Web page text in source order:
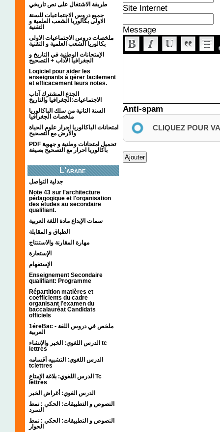
طريقة الاشتغال على نص تاريخي
جميع دروس الاجتماعيات للسنة
الاولى بكالوريا الشعب العلمية و
التقنية
ملخصات دروس الاجتماعيات الاولى
بكالوريا الشعب العلمية و التقنية
الإمتحانات الوطنية في التاريخ و
الجغرافيا الآداب + التصحيح
Logiciel pour aider les
enseignants à gérer facilement
et efficacement leurs notes.
الجذع المشترك آداب
الاجتماعيات:الجغرافيا والتاريخ
السنة الثانية من سلك الباكالوريا
ملخصات الجغرافيا
امتحانات الباكالوريا احرار علوم الحياة
والأرض مع التصحيح
PDF تحميل امتحانات وطنية و جهوية
باكالوريا احرار مع التصحيح بصيغة
L'arabe
جدلية التواصل
Note 43 sur l'architecture
pédagogique et l'organisation
des études au secondaire
qualifiant.
سمات الإبداع مادة اللغة العربية
الطباق و المقابلة
مهارة المقارنة والاستنتاج
الإستعارة
الإستفهام
Enseignement Secondaire
qualifiant: Programme
Répartition matières et
coefficients du cadre
organisant l’examen du
baccalauréat Candidats
officiels
1éreBac - ملخص في دروس اللغة
العربية
الدرس اللغوي: الخبر والإنشاء tc
lettres
الدرس اللغوي: التشبيه أقسامه
tclettres
الدرس اللغوي: بلاغة الإمتاع Tc
lettres
الدرس الغوي: أغراض الخبر
النصوص و التطبيقات: الحكي : نمط
السرد
النصوص و التطبيقات: الحكي : نمط
الحوار
Site Internet
Message
Anti-spam
CLIQUEZ POUR